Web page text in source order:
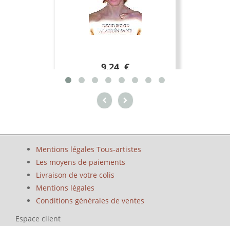
9.24 €
Mentions légales Tous-artistes
Les moyens de paiements
Livraison de votre colis
Mentions légales
Conditions générales de ventes
Espace client